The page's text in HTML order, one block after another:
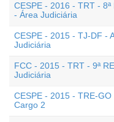
CESPE - 2016 - TRT -
- Área Judiciária
CESPE - 2015 - TJ-DF -
Judiciária
FCC - 2015 - TRT - 9ª
Judiciária
CESPE - 2015 - TRE-
Cargo 2